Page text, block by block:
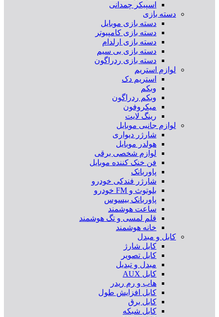
اسپیکر چمدانی
دسته بازی
دسته بازی موبایل
دسته بازی کامپیوتر
دسته بازی ارلدام
دسته بازی بی سیم
دسته بازی ردراگون
لوازم استریم
استریم دک
وبکم
وبکم ردراگون
میکروفون
رینگ لایت
لوازم جانبی موبایل
شارژر دیواری
هولدر موبایل
لوازم شخصی برقی
فن خنک کننده موبایل
پاوربانک
شارژر فندکی خودرو
بلوتوث و FM خودرو
پاوربانک بیسوس
ساعت هوشمند
قلم لمسی و تگ هوشمند
خانه هوشمند
کابل و مبدل
کابل شارژ
کابل تصویر
مبدل و تبدیل
کابل AUX
هاب و رم ریدر
کابل افزایش طول
کابل برق
کابل شبکه